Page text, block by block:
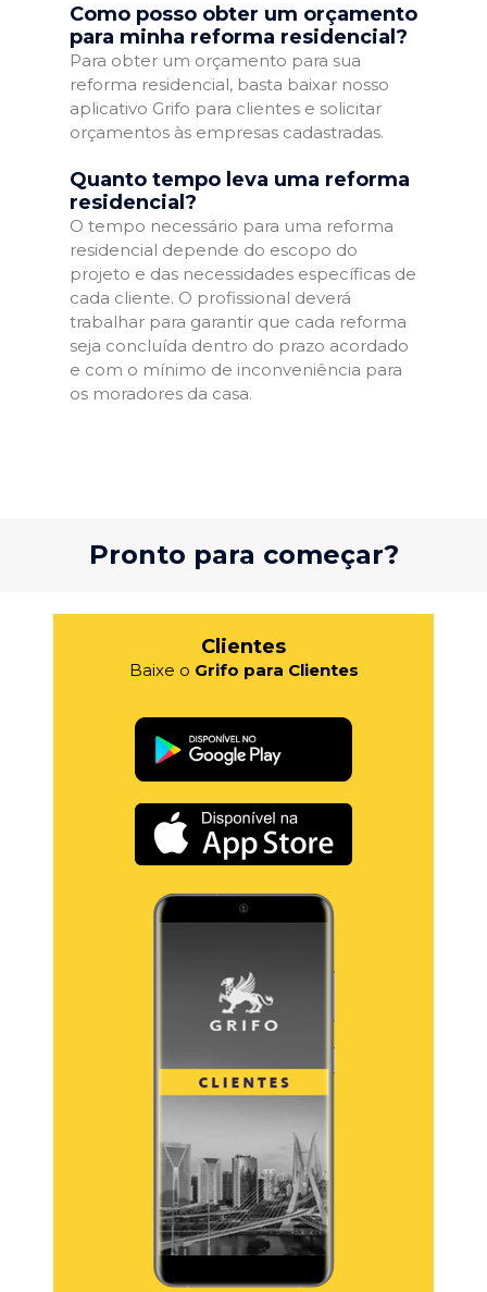
Como posso obter um orçamento
para minha reforma residencial?
Para obter um orçamento para sua
reforma residencial, basta baixar nosso
aplicativo Grifo para clientes e solicitar
orçamentos às empresas cadastradas.
Quanto tempo leva uma reforma
residencial?
O tempo necessário para uma reforma
residencial depende do escopo do
projeto e das necessidades específicas de
cada cliente. O profissional deverá
trabalhar para garantir que cada reforma
seja concluída dentro do prazo acordado
e com o mínimo de inconveniência para
os moradores da casa.
Pronto para começar?
Clientes
Baixe o Grifo para Clientes